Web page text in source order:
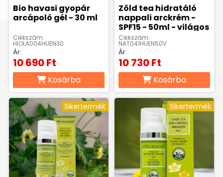
Bio havasi gyopár
arcápoló gél - 30 ml
Cikkszám:
HIOLA004HUEN30
Ár:
10 690 Ft
Kosárba
Zöld tea hidratáló
nappali arckrém -
SPF15 - 50ml - világos
Cikkszám:
NAT041HUEN50V
Ár:
10 730 Ft
Kosárba
Sikertermék Sikertermék